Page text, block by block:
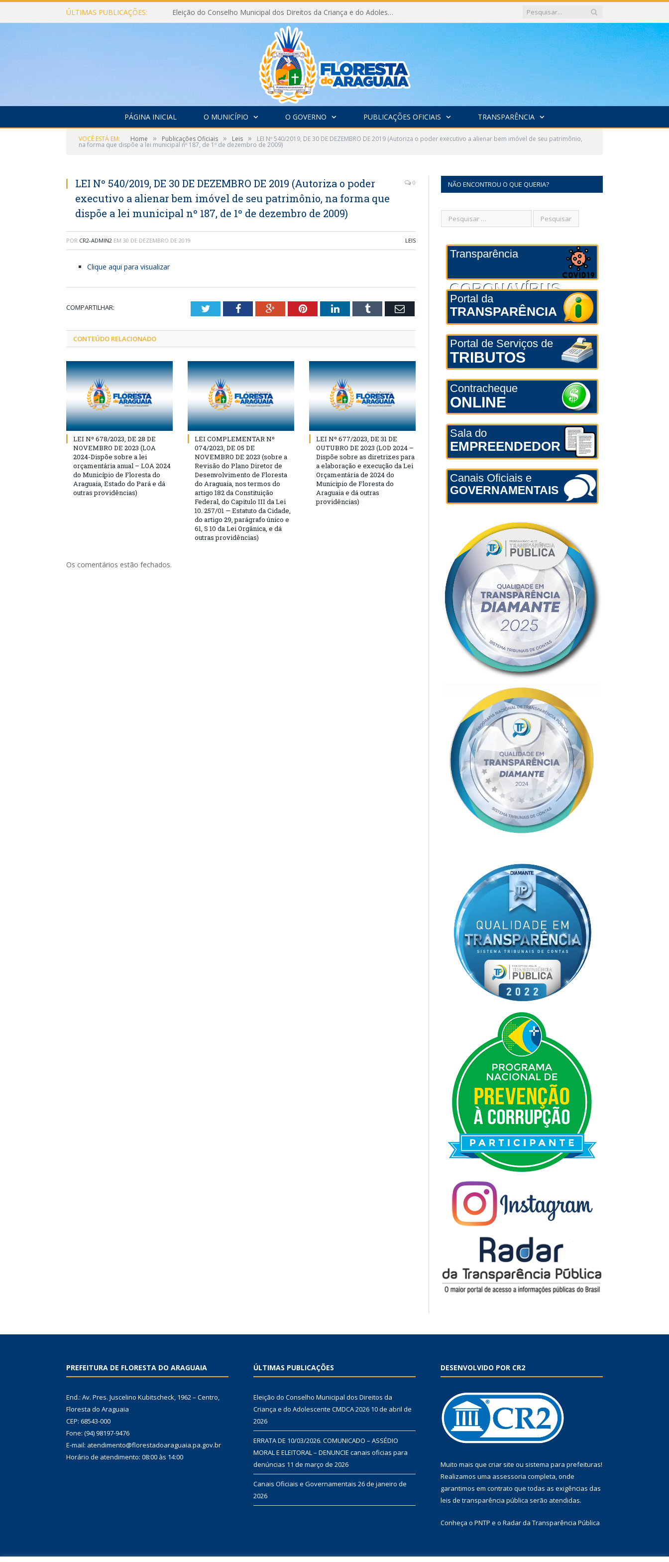
ÚLTIMAS PUBLICAÇÕES: Eleição do Conselho Municipal dos Direitos da Criança e do Adolescente CMDCA 2026
PÁGINA INICIAL O MUNICÍPIO O GOVERNO PUBLICAÇÕES OFICIAIS TRANSPARÊNCIA
VOCÊ ESTÁ EM: Home » Publicações Oficiais » Leis » LEI Nº 540/2019, DE 30 DE DEZEMBRO DE 2019 (Autoriza o poder executivo a alienar bem imóvel de seu patrimônio,
na forma que dispõe a lei municipal nº 187, de 1º de dezembro de 2009)
LEI Nº 540/2019, DE 30 DE DEZEMBRO DE 2019 (Autoriza o poder
executivo a alienar bem imóvel de seu patrimônio, na forma que
dispõe a lei municipal nº 187, de 1º de dezembro de 2009)
0
POR CR2-ADMIN2 EM 30 DE DEZEMBRO DE 2019 LEIS
Clique aqui para visualizar
COMPARTILHAR: TwitterFacebookGoogle+PinterestLinkedInTumblr Email
CONTEÚDO RELACIONADO
LEI Nº 678/2023, DE 28 DE
NOVEMBRO DE 2023 (LOA
2024-Dispõe sobre a lei
orçamentária anual – LOA 2024
do Município de Floresta do
Araguaia, Estado do Pará e dá
outras providências)
LEI COMPLEMENTAR Nº
074/2023, DE 05 DE
NOVEMBRO DE 2023 (sobre a
Revisão do Plano Diretor de
Desenvolvimento de Floresta
do Araguaia, nos termos do
artigo 182 da Constituição
Federal, do Capitulo III da Lei
10. 257/01 — Estatuto da Cidade,
do artigo 29, parágrafo único e
61, S 10 da Lei Orgânica, e dá
outras providências)
LEI Nº 677/2023, DE 31 DE
OUTUBRO DE 2023 (LOD 2024 –
Dispõe sobre as diretrizes para
a elaboração e execução da Lei
Orçamentária de 2024 do
Municipio de Floresta do
Araguaia e dá outras
providências)
Os comentários estão fechados.
NÃO ENCONTROU O QUE QUERIA?
Transparência
CORONAVÍRUS
Portal da
TRANSPARÊNCIA
Portal de Serviços de
TRIBUTOS
Contracheque
ONLINE
Sala do
EMPREENDEDOR
Canais Oficiais e
GOVERNAMENTAIS
PREFEITURA DE FLORESTA DO ARAGUAIA
End.: Av. Pres. Juscelino Kubitscheck, 1962 – Centro,
Floresta do Araguaia
CEP: 68543-000
Fone: (94) 98197-9476
E-mail: atendimento@florestadoaraguaia.pa.gov.br
Horário de atendimento: 08:00 às 14:00
ÚLTIMAS PUBLICAÇÕES
Eleição do Conselho Municipal dos Direitos da
Criança e do Adolescente CMDCA 2026 10 de abril de
2026
ERRATA DE 10/03/2026. COMUNICADO – ASSÉDIO
MORAL E ELEITORAL – DENUNCIE canais oficias para
denúncias 11 de março de 2026
Canais Oficiais e Governamentais 26 de janeiro de
2026
DESENVOLVIDO POR CR2
Muito mais que criar site ou sistema para prefeituras!
Realizamos uma assessoria completa, onde
garantimos em contrato que todas as exigências das
leis de transparência pública serão atendidas.
Conheça o PNTP e o Radar da Transparência Pública